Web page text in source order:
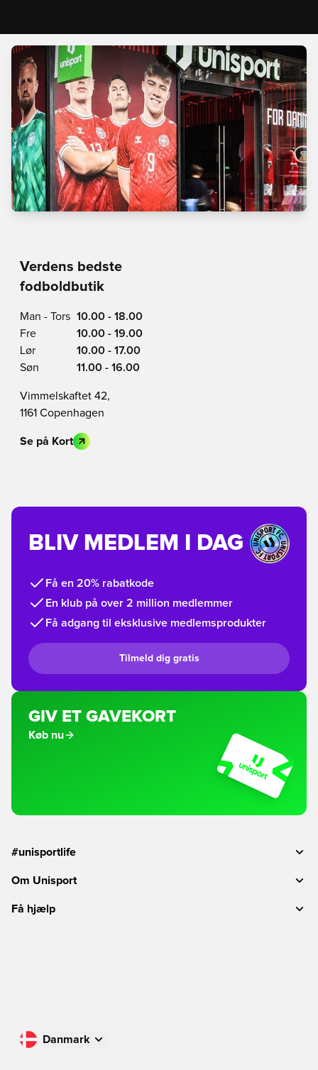
Verdens bedste
fodboldbutik
Man - Tors 10.00 - 18.00
Fre
10.00 - 19.00
Lør
10.00 - 17.00
Søn
11.00 - 16.00
Vimmelskaftet 42,
1161 Copenhagen
Se på Kort
BLIV MEDLEM I DAG
Få en 20% rabatkode
En klub på over 2 million medlemmer
Få adgang til eksklusive medlemsprodukter
Tilmeld dig gratis
GIV ET GAVEKORT
Køb nu
#unisportlife
Om Unisport
Få hjælp
Danmark